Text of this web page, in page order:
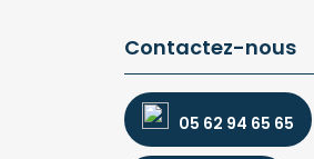
Contactez-nous
05 62 94 65 65